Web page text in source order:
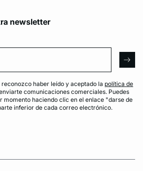
newsletter
haber leído y aceptado la política de
comunicaciones comerciales. Puedes
momento haciendo clic en el enlace "darse de
inferior de cada correo electrónico.